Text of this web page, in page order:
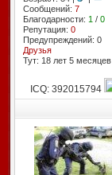
Сообщений: 7
Благодарности: 1 / 0
Репутация: 0
Предупреждений: 0
Друзья
Тут: 18 лет 5 месяцев
ICQ: 392015794